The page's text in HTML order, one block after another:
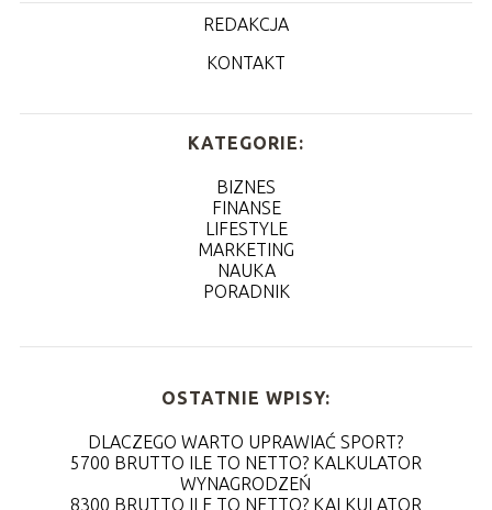
REDAKCJA
KONTAKT
KATEGORIE:
BIZNES
FINANSE
LIFESTYLE
MARKETING
NAUKA
PORADNIK
OSTATNIE WPISY:
DLACZEGO WARTO UPRAWIAĆ SPORT?
5700 BRUTTO ILE TO NETTO? KALKULATOR
WYNAGRODZEŃ
8300 BRUTTO ILE TO NETTO? KALKULATOR